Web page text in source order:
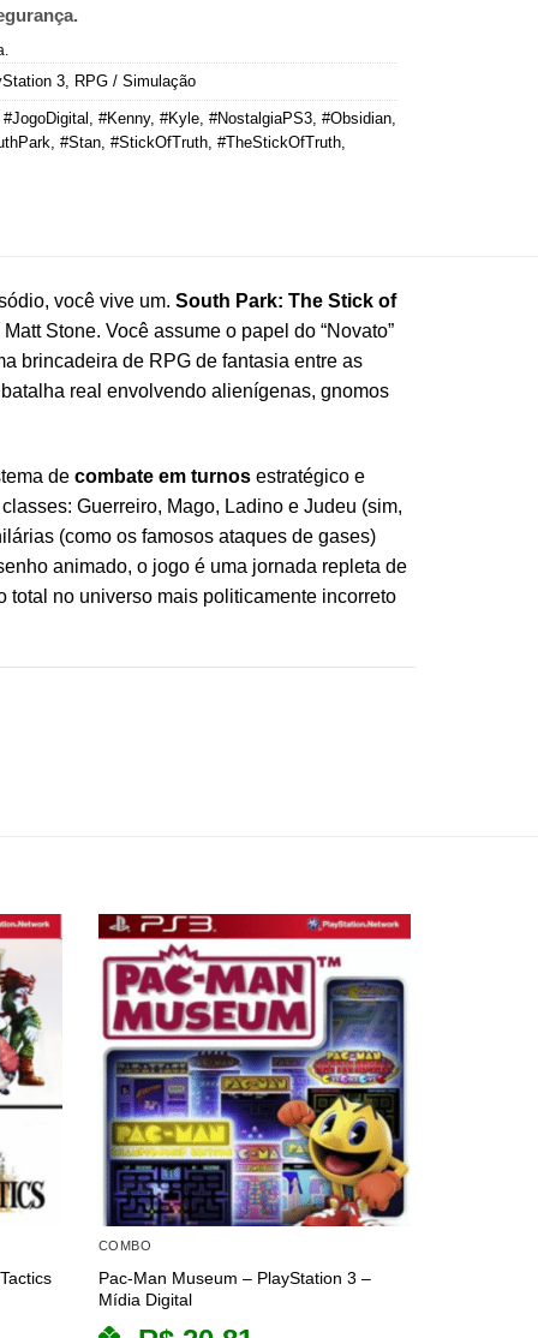
3 RPG / Simulação
#JogoDigital #Kenny, #Kyle #NostalgiaPS3 #Obsidian
#Stan #StickOfTruth #TheStickOfTruth
você vive um. South Park: The Stick of
Stone. Você assume o papel do “Novato”
brincadeira de RPG de fantasia entre as
real envolvendo alienígenas, gnomos
de combate em turnos estratégico e
Guerreiro, Mago, Ladino e Judeu (sim,
(como os famosos ataques de gases)
animado, o jogo é uma jornada repleta de
total no universo mais politicamente incorreto
COMBO
Pac-Man Museum – PlayStation 3 –
Mídia Digital